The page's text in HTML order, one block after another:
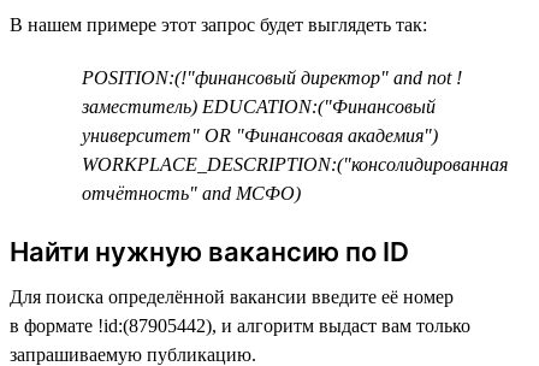
В нашем примере этот запрос будет выглядеть так:
POSITION:(!"финансовый директор" and not !
заместитель) EDUCATION:("Финансовый
университет" OR "Финансовая академия")
WORKPLACE_DESCRIPTION:("консолидированная
отчётность" and МСФО)
Найти нужную вакансию по ID
Для поиска определённой вакансии введите её номер
в формате !id:(87905442), и алгоритм выдаст вам только
запрашиваемую публикацию.